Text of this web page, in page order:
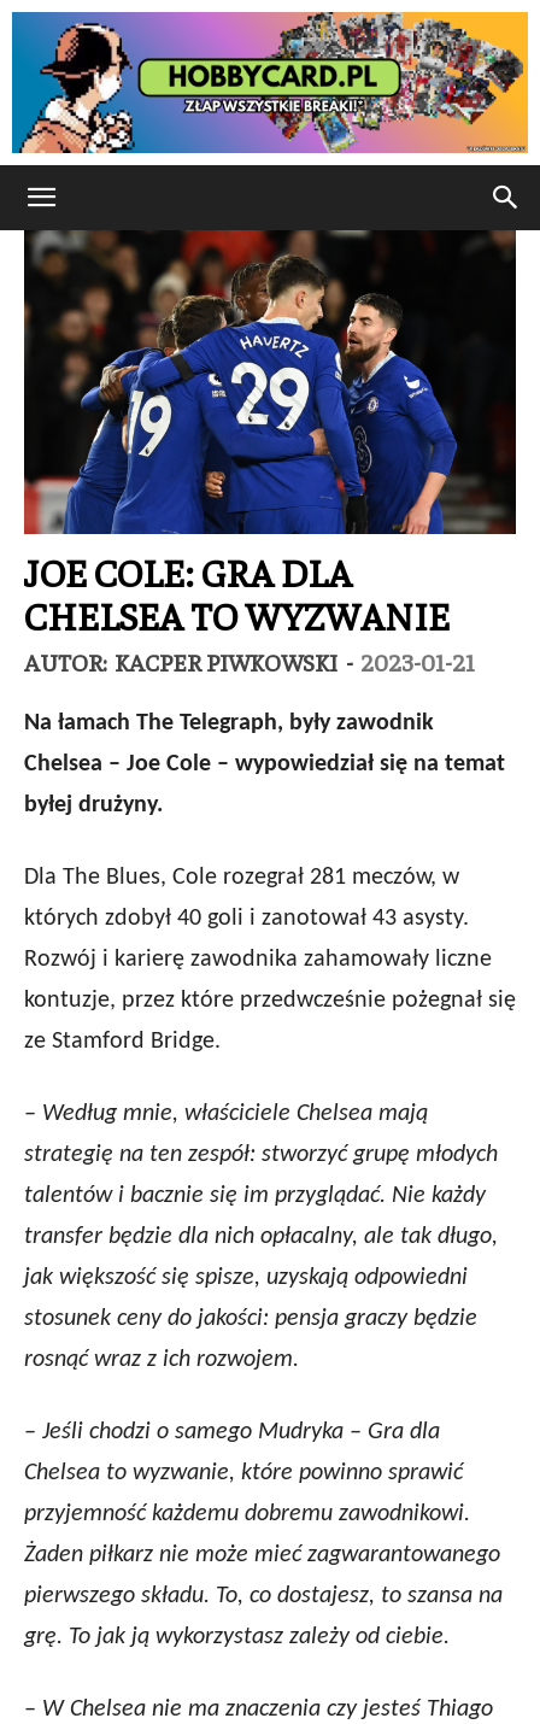
JOE COLE: GRA DLA
CHELSEA TO WYZWANIE
AUTOR: KACPER PIWKOWSKI - 2023-01-21
Na łamach The Telegraph, były zawodnik
Chelsea – Joe Cole – wypowiedział się na temat
byłej drużyny.
Dla The Blues, Cole rozegrał 281 meczów, w
których zdobył 40 goli i zanotował 43 asysty.
Rozwój i karierę zawodnika zahamowały liczne
kontuzje, przez które przedwcześnie pożegnał się
ze Stamford Bridge.
– Według mnie, właściciele Chelsea mają
strategię na ten zespół: stworzyć grupę młodych
talentów i bacznie się im przyglądać. Nie każdy
transfer będzie dla nich opłacalny, ale tak długo,
jak większość się spisze, uzyskają odpowiedni
stosunek ceny do jakości: pensja graczy będzie
rosnąć wraz z ich rozwojem.
– Jeśli chodzi o samego Mudryka – Gra dla
Chelsea to wyzwanie, które powinno sprawić
przyjemność każdemu dobremu zawodnikowi.
Żaden piłkarz nie może mieć zagwarantowanego
pierwszego składu. To, co dostajesz, to szansa na
grę. To jak ją wykorzystasz zależy od ciebie.
– W Chelsea nie ma znaczenia czy jesteś Thiago